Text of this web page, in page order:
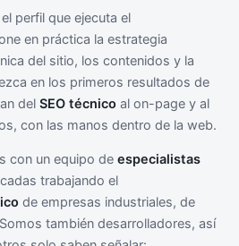
perfil que ejecuta el
en práctica la estrategia
del sitio, los contenidos y la
en los primeros resultados de
del SEO técnico al on-page y al
con las manos dentro de la web.
con un equipo de especialistas
trabajando el
de empresas industriales, de
también desarrolladores, así